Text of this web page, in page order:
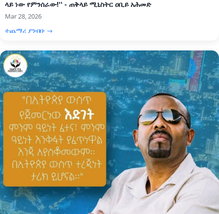
ላይ ነው የምንሰራው!'' - ጠቅላይ ሚኒስትር ዐቢይ አሕመድ
Mar 28, 2026
ተጨማሪ ያንብቡ →